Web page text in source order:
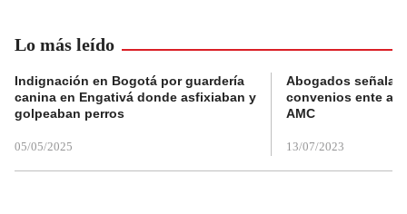
Lo más leído
Indignación en Bogotá por guardería
canina en Engativá donde asfixiaban y
golpeaban perros
05/05/2025
Abogados
convenios ente
AMC
13/07/2023